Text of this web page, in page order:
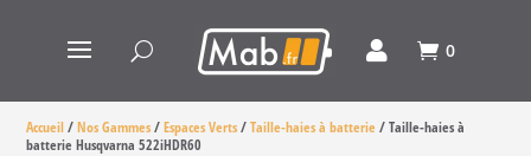
0
Accueil/Nos Gammes/Espaces Verts/Taille-haies à batterie /Taille-haies à
batterie Husqvarna 522iHDR60